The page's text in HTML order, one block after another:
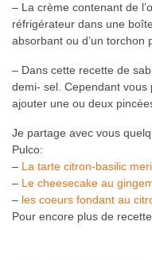
– La crème contenant de
réfrigérateur dans une
absorbant ou d’un torchon
– Dans cette recette de
demi- sel. Cependant
ajouter une ou deux
Je partage avec vous
Pulco:
– La tarte citron-basilic
– Le cheesecake au
– les coeurs fondant au
Pour encore plus de